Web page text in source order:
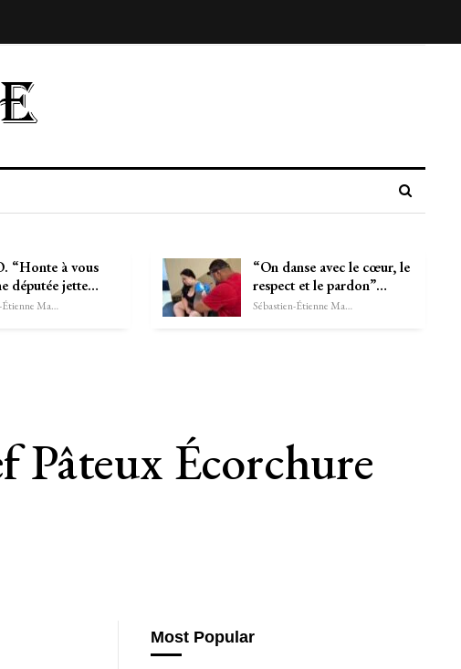
“Honte à vous
députée jette…
Sébastien-Étienne Marechal
“On danse avec le cœur, le
respect et le pardon”…
Sébastien-Étienne Marechal
Pâteux Écorchure
Most Popular